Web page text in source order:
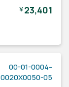
￥23,401
00-01-0004-
0020X0050-05